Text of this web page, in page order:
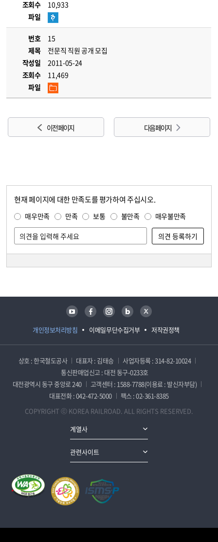
조회수
10,933
파일
번호
15
제목
전문직 직원 공개 모집
작성일
2011-05-24
조회수
11,469
파일
이전 페이지 다음 페이지
현재 페이지에 대한 만족도를 평가하여 주십시오.
매우만족 만족 보통 불만족 매우불만족
개인정보처리방침 이메일무단수집거부 저작권정책
유튜브 페이스북 인스타그램 블로그 트위터
상호 : 한국철도공사 대표자 : 김태승
사업자등록 : 314-82-10024
통신판매업신고 : 대전 동구-0233호
대전광역시 동구 중앙로 240
고객센터 : 1588-7788(이용료 : 발신자부담)
대표전화 : 042-472-5000
팩스 : 02-361-8385
COPYRIGHT ⓒ KOREA RAILROAD. ALL RIGHTS RESERVED.
계열사
관련사이트